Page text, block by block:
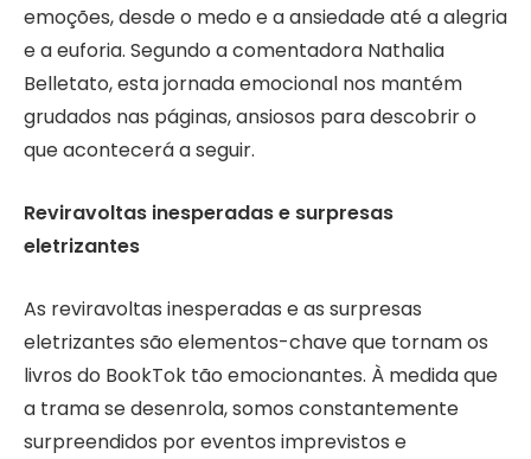
emoções, desde o medo e a ansiedade até a alegria
e a euforia. Segundo a comentadora Nathalia
Belletato, esta jornada emocional nos mantém
grudados nas páginas, ansiosos para descobrir o
que acontecerá a seguir.
Reviravoltas inesperadas e surpresas
eletrizantes
As reviravoltas inesperadas e as surpresas
eletrizantes são elementos-chave que tornam os
livros do BookTok tão emocionantes. À medida que
a trama se desenrola, somos constantemente
surpreendidos por eventos imprevistos e